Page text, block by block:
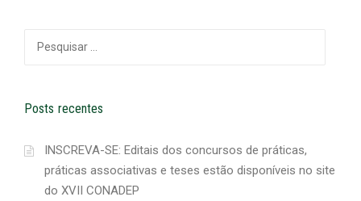
por:
Posts recentes
INSCREVA-SE: Editais dos concursos de práticas,
práticas associativas e teses estão disponíveis no site
do XVII CONADEP